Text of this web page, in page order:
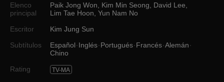
Elenco
principal
Paik Jong Won Kim Min Seong David Lee
Lim Tae Hoon Yun Nam No
Escritor
Kim Jung Sun
Subtítulos
Español Inglés Portugués Francés Alemán
Chino
Rating
TV-MA